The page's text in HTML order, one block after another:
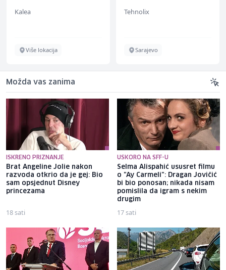
Kalea
Više lokacija
Tehnolix
Sarajevo
Možda vas zanima
ISKRENO PRIZNANJE
Brat Angeline Jolie nakon
razvoda otkrio da je gej: Bio
sam opsjednut Disney
princezama
18 sati
USKORO NA SFF-U
Selma Alispahić ususret filmu
o "Ay Carmeli": Dragan Jovičić
bi bio ponosan; nikada nisam
pomislila da igram s nekim
drugim
17 sati